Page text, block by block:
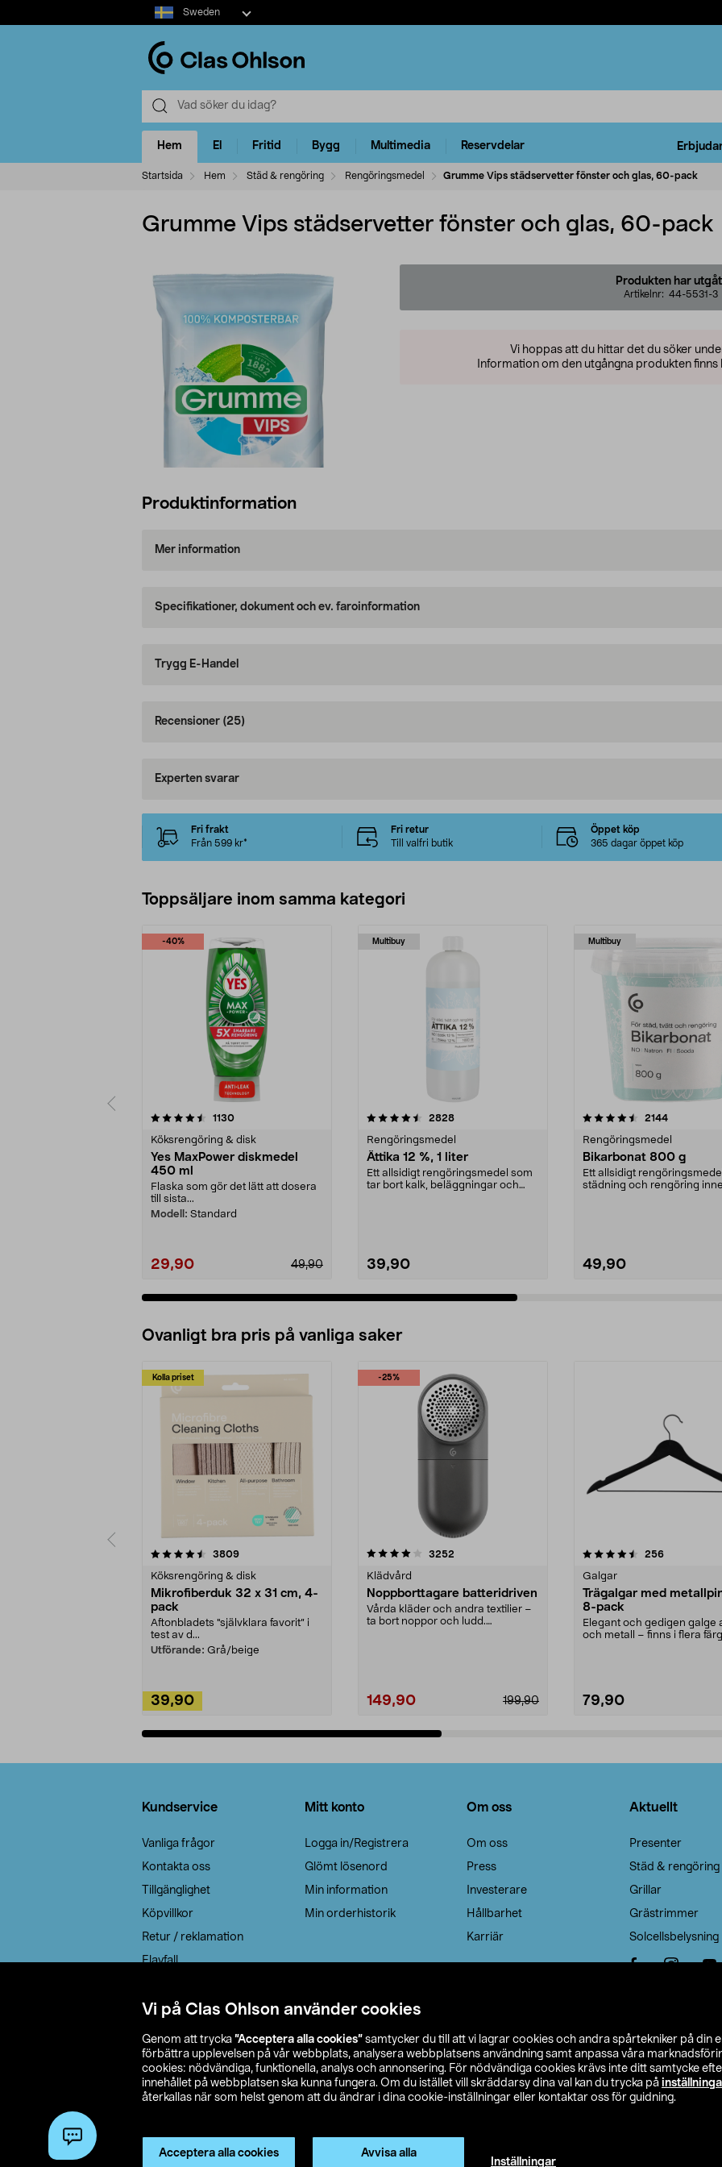
Vi på Clas Ohlson använder cookies
Genom att trycka ”Acceptera alla cookies” samtycker du till att vi lagrar cookies och andra spårtekniker på din
förbättra upplevelsen på vår webbplats, analysera webbplatsens användning samt anpassa våra
cookies: nödvändiga, funktionella, analys och annonsering. För nödvändiga cookies krävs inte ditt samtycke
innehållet på webbplatsen ska kunna fungera. Om du istället vill skräddarsy dina val kan du trycka på
återkallas när som helst genom att du ändrar i dina cookie-inställningar eller kontaktar oss för guidning.
Acceptera alla cookies Avvisa alla
Inställningar
Select
market
Sweden
Hem El Fritid Bygg Multimedia Reservdelar
Startsida Hem Städ & rengöring Rengöringsmedel Grumme Vips städservetter fönster och glas, 60-pack
Grumme Vips städservetter fönster och glas, 60-pack
Produkten har
Artikelnr: 44-5531-3
Vi hoppas att du hittar det du söker
Information om den utgångna produkten finns
Produktinformation
Mer information
Specifikationer, dokument och ev. faroinformation
Trygg E-Handel
Recensioner (25)
Experten svarar
Fri frakt
Från 599 kr*
Fri retur
Till valfri butik
Öppet köp
365 dagar öppet köp
Toppsäljare inom samma kategori
-40%
1130recensioner
Köksrengöring & disk
Yes MaxPower diskmedel
450 ml
Flaska som gör det lätt att dosera
till sista...
Modell: Standard
29,90 49,90
Multibuy
4.5 av 5 stjärnor 2828recensioner
Rengöringsmedel
Ättika 12 %, 1 liter
Ett allsidigt rengöringsmedel som
tar bort kalk, beläggningar och
39,90
Multibuy
4.5 av 5 stjärnor 2144recensioner
Rengöringsmedel
Bikarbonat 800 g
Ett allsidigt
städning och rengöring
49,90
4.5 av 5 stjärnor
Ovanligt bra pris på vanliga saker
Kolla priset
3809recensioner
Köksrengöring & disk
Mikrofiberduk 32 x 31 cm, 4-
pack
Aftonbladets "självklara favorit” i
test av d...
Utförande: Grå/beige
39,90
-25%
4.0av 5 stjärnor 3252
Klädvård
Noppborttagare batteridriven
Vårda kläder och andra textilier –
ta bort noppor och ludd.
199,90
149,90
4.5av 5 stjärnor 256recensioner
Galgar
Trägalgar med
8-pack
Elegant och gedigen galge
och metall – finns i flera
79,90
4.0av 5 stjärnor
Kundservice
Vanliga frågor
Kontakta oss
Tillgänglighet
Köpvillkor
Retur / reklamation
Elavfall
Leveransalternativ
Mitt konto
Logga in/Registrera
Glömt lösenord
Min information
Min orderhistorik
Om oss
Om oss
Press
Investerare
Hållbarhet
Karriär
Aktuellt
Presenter
Städ & rengöring
Grillar
Grästrimmer
Solcellsbelysning